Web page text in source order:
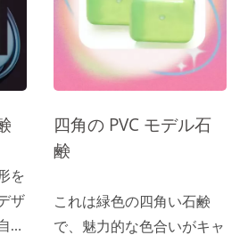
を
ザ
動
四角の PVC モデル石
鹸
これは緑色の四角い石鹸
で、魅力的な色合いがキャ